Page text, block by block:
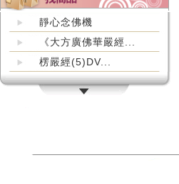
靜心念佛機
《大方廣佛華嚴經...
楞嚴經(5)DV...